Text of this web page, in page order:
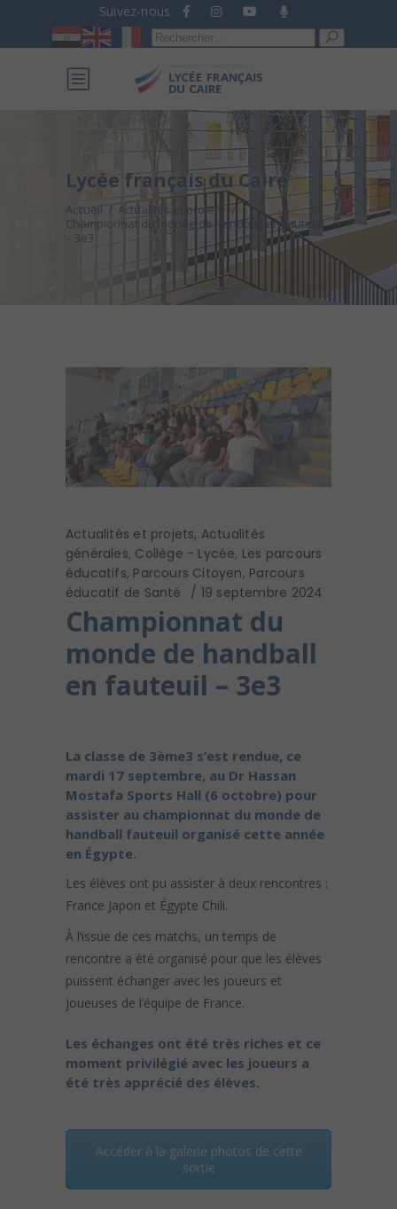
Suivez-nous
Recherche
pour :
Lycée français du Caire
Accueil / Actualités et projets
/
Championnat du monde de handball en fauteuil
– 3e3
Actualités et projets, Actualités
générales, Collège - Lycée, Les parcours
éducatifs, Parcours Citoyen, Parcours
éducatif de Santé
19 septembre 2024
Championnat du
monde de handball
en fauteuil – 3e3
La classe de 3ème3 s’est rendue, ce
mardi 17 septembre, au Dr Hassan
Mostafa Sports Hall (6 octobre) pour
assister au championnat du monde de
handball fauteuil organisé cette année
en Égypte.
Les élèves ont pu assister à deux rencontres :
France Japon et Égypte Chili.
À l’issue de ces matchs, un temps de
rencontre a été organisé pour que les élèves
puissent échanger avec les joueurs et
joueuses de l’équipe de France.
Les échanges ont été très riches et ce
moment privilégié avec les joueurs a
été très apprécié des élèves.
Accéder à la galerie photos de cette
sortie